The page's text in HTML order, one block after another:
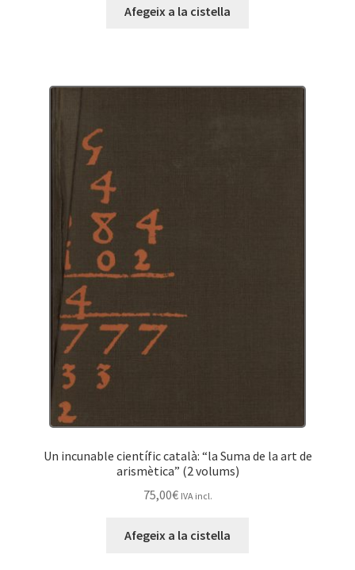
Afegeix a la cistella
Un incunable científic català: “la Suma de la art de
arismètica” (2 volums)
75,00€ IVA incl.
Afegeix a la cistella